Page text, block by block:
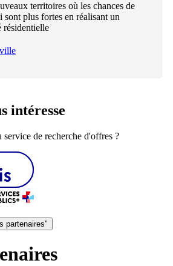
territoires où les chances de
plus fortes en réalisant un
résidentielle
intéresse
service de recherche d'offres ?
partenaires"